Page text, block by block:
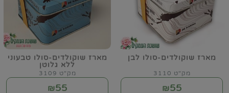
מארז שוקולדים-סולו לבן
מק"ט 3110
₪55
מארז שוקולדים-סולו טבעוני
ללא גלוטן
מק"ט 3109
₪55